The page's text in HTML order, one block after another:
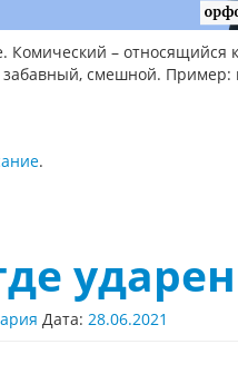
Комический – относящийся
смешной. Пример:
.
Дата: 28.06.2021